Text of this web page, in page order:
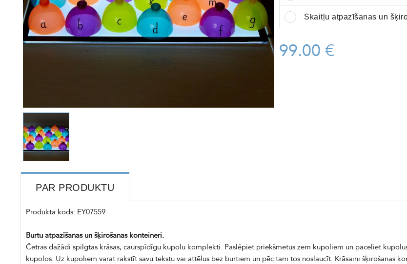
Skaitļu atpazīšanas un
99.00 €
PAR PRODUKTU
Produkta kods: EY07559
Burtu atpazīšanas un šķirošanas konteineri.
Četras dažādi spilgtas krāsas, caurspīdīgu kupolu komplekti. Paslēpiet priekšmetus zem kupoliem un paceliet
kupolos. Uz kupoliem varat rakstīt savu tekstu vai attēlus bez burtiem un pēc tam tos noslaucīt. Krāsaini šķirošanas